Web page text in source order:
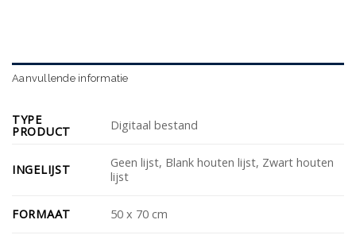
Aanvullende informatie
TYPE
PRODUCT Digitaal bestand
INGELIJST
Geen lijst, Blank houten lijst, Zwart houten
lijst
FORMAAT 50 x 70 cm